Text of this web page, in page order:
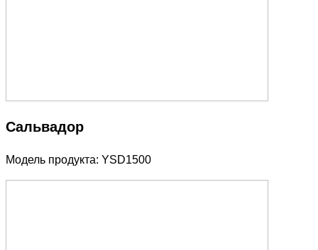
Сальвадор
Модель продукта: YSD1500